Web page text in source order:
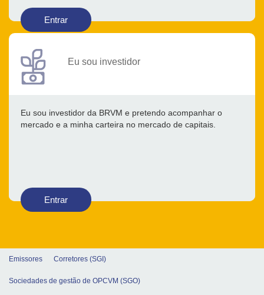
Entrar
Eu sou investidor
Eu sou investidor da BRVM e pretendo acompanhar o
mercado e a minha carteira no mercado de capitais.
Entrar
Emissores Corretores (SGI)
Sociedades de gestão de OPCVM (SGO)